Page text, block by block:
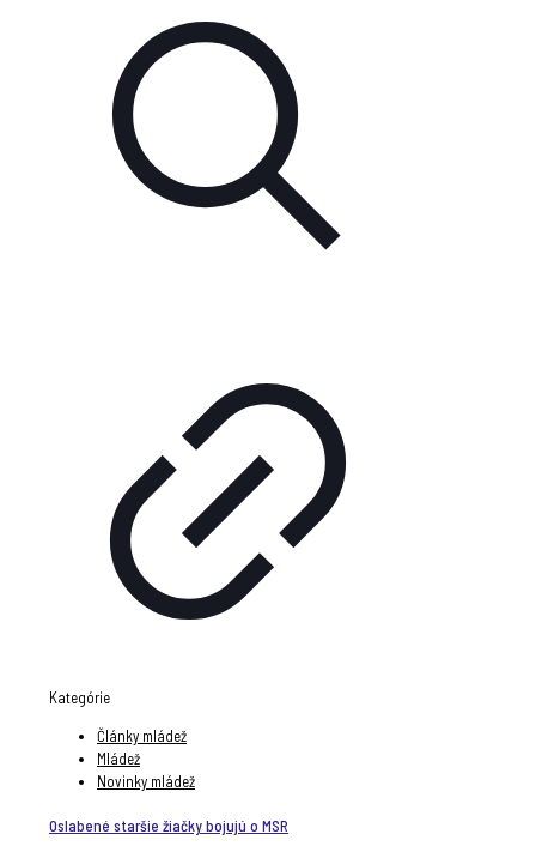
Kategórie
Články mládež
Mládež
Novinky mládež
Oslabené staršie žiačky bojujú o MSR